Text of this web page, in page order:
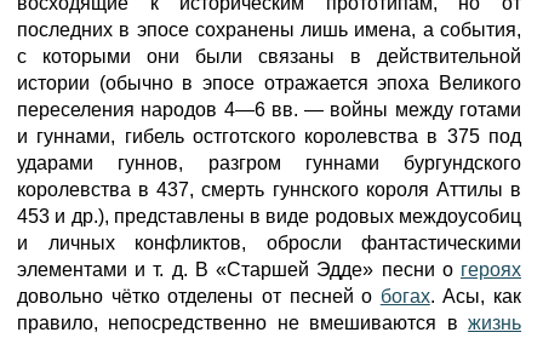
последних в эпосе сохранены лишь имена, а события,
с которыми они были связаны в действительной
истории (обычно в эпосе отражается эпоха Великого
переселения народов 4—6 вв. — войны между готами
и гуннами, гибель остготского королевства в 375 под
ударами гуннов, разгром гуннами бургундского
королевства в 437, смерть гуннского короля Аттилы в
453 и др.), представлены в виде родовых междоусобиц
и личных конфликтов, обросли фантастическими
элементами и т. д. В «Старшей Эдде» песни о героях
довольно чётко отделены от песней о богах. Асы, как
правило, непосредственно не вмешиваются в жизнь